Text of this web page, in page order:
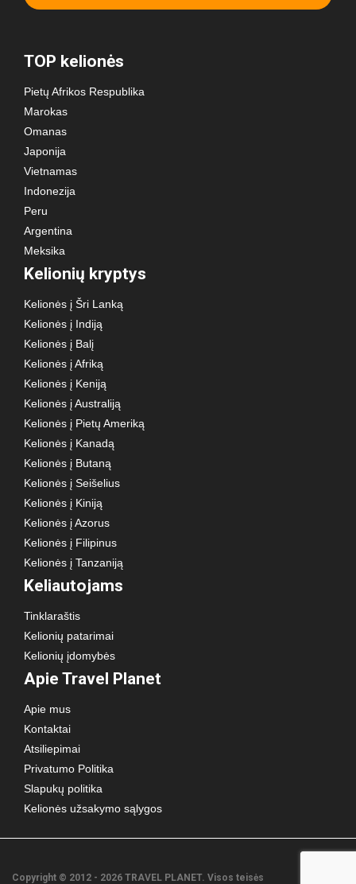
TOP kelionės
Pietų Afrikos Respublika
Marokas
Omanas
Japonija
Vietnamas
Indonezija
Peru
Argentina
Meksika
Kelionių kryptys
Kelionės į Šri Lanką
Kelionės į Indiją
Kelionės į Balį
Kelionės į Afriką
Kelionės į Keniją
Kelionės į Australiją
Kelionės į Pietų Ameriką
Kelionės į Kanadą
Kelionės į Butaną
Kelionės į Seišelius
Kelionės į Kiniją
Kelionės į Azorus
Kelionės į Filipinus
Kelionės į Tanzaniją
Keliautojams
Tinklaraštis
Kelionių patarimai
Kelionių įdomybės
Apie Travel Planet
Apie mus
Kontaktai
Atsiliepimai
Privatumo Politika
Slapukų politika
Kelionės užsakymo sąlygos
Copyright © 2012 - 2026 TRAVEL PLANET. Visos teisės